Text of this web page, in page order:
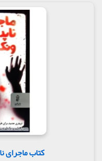
کتاب ماجرای